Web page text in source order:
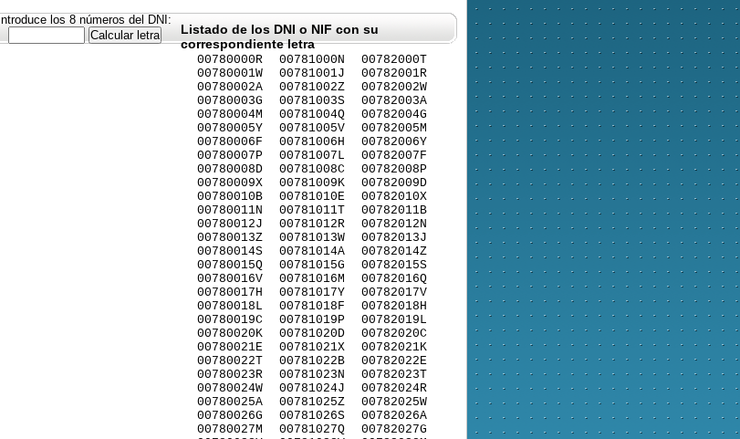
Introduce los 8 números del DNI:
Listado de los DNI o NIF con su
correspondiente letra
00780000R
00780001W
00780002A
00780003G
00780004M
00780005Y
00780006F
00780007P
00780008D
00780009X
00780010B
00780011N
00780012J
00780013Z
00780014S
00780015Q
00780016V
00780017H
00780018L
00780019C
00780020K
00780021E
00780022T
00780023R
00780024W
00780025A
00780026G
00780027M
00781000N
00781001J
00781002Z
00781003S
00781004Q
00781005V
00781006H
00781007L
00781008C
00781009K
00781010E
00781011T
00781012R
00781013W
00781014A
00781015G
00781016M
00781017Y
00781018F
00781019P
00781020D
00781021X
00781022B
00781023N
00781024J
00781025Z
00781026S
00781027Q
00782000T
00782001R
00782002W
00782003A
00782004G
00782005M
00782006Y
00782007F
00782008P
00782009D
00782010X
00782011B
00782012N
00782013J
00782014Z
00782015S
00782016Q
00782017V
00782018H
00782019L
00782020C
00782021K
00782022E
00782023T
00782024R
00782025W
00782026A
00782027G